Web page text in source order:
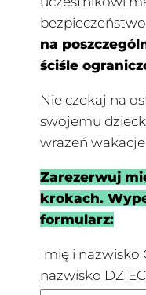
na
ściśle
Nie czekaj na
swojemu
wrażeń
Zarezerwuj
krokach.
formularz:
Imię i nazwisko
nazwisko